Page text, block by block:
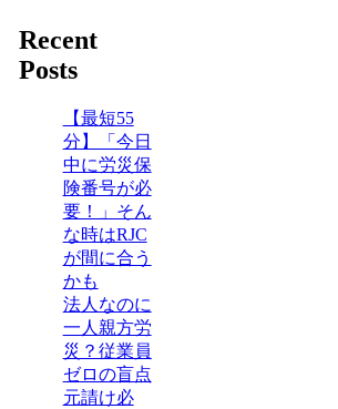
Recent
Posts
【最短55
分】「今日
中に労災保
険番号が必
要！」そん
な時はRJC
が間に合う
かも
法人なのに
一人親方労
災？従業員
ゼロの盲点
元請け必